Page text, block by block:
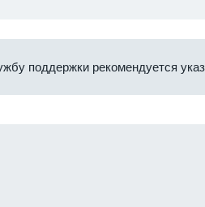
поддержки рекомендуется